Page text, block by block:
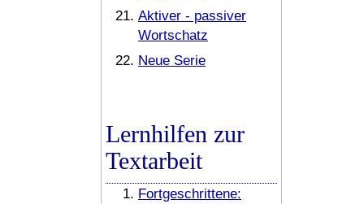
Aktiver - passiver
Wortschatz
Neue Serie
Lernhilfen zur
Textarbeit
Fortgeschrittene: